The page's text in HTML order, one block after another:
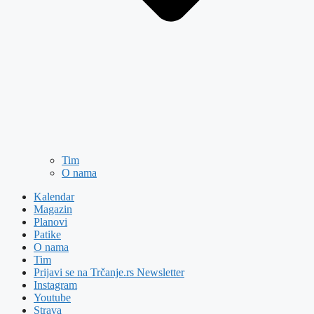
Tim
O nama
Kalendar
Magazin
Planovi
Patike
O nama
Tim
Prijavi se na Trčanje.rs Newsletter
Instagram
Youtube
Strava